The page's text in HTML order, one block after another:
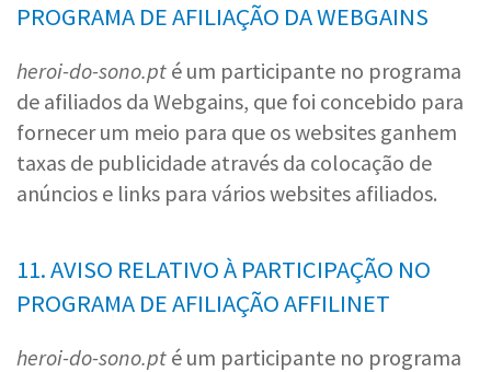
PROGRAMA DE AFILIAÇÃO DA WEBGAINS
heroi-do-sono.pt é um participante no programa
de afiliados da Webgains, que foi concebido para
fornecer um meio para que os websites ganhem
taxas de publicidade através da colocação de
anúncios e links para vários websites afiliados.
11. AVISO RELATIVO À PARTICIPAÇÃO NO
PROGRAMA DE AFILIAÇÃO AFFILINET
heroi-do-sono.pt é um participante no programa